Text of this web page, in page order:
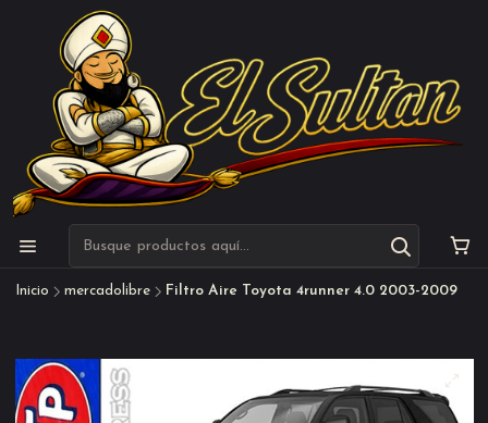
Inicio mercadolibre Filtro Aire Toyota 4runner 4.0 2003-2009